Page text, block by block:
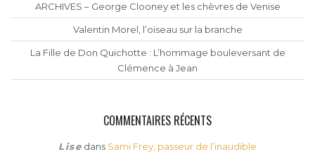
ARCHIVES – George Clooney et les chèvres de Venise
Valentin Morel, l’oiseau sur la branche
La Fille de Don Quichotte : L’hommage bouleversant de
Clémence à Jean
COMMENTAIRES RÉCENTS
Lise dans Sami Frey, passeur de l’inaudible